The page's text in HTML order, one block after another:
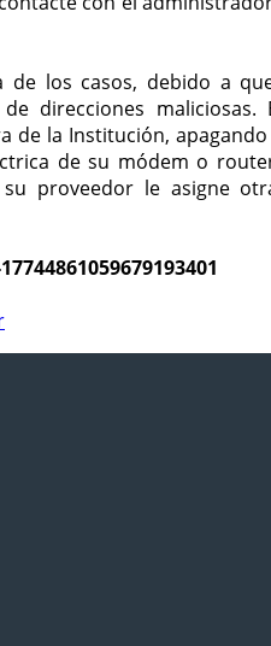
los casos, debido a
direcciones maliciosas.
de la Institución,
de su módem o
proveedor le asigne